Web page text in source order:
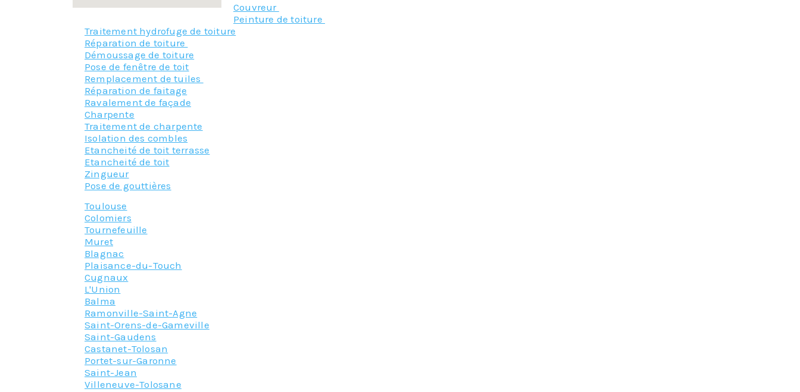
Couvreur
Peinture de toiture
Traitement hydrofuge de toiture
Réparation de toiture
Démoussage de toiture
Pose de fenêtre de toit
Remplacement de tuiles
Réparation de faitage
Ravalement de façade
Charpente
Traitement de charpente
Isolation des combles
Etancheité de toit terrasse
Etancheité de toit
Zingueur
Pose de gouttières
Toulouse
Colomiers
Tournefeuille
Muret
Blagnac
Plaisance-du-Touch
Cugnaux
L'Union
Balma
Ramonville-Saint-Agne
Saint-Orens-de-Gameville
Saint-Gaudens
Castanet-Tolosan
Portet-sur-Garonne
Saint-Jean
Villeneuve-Tolosane